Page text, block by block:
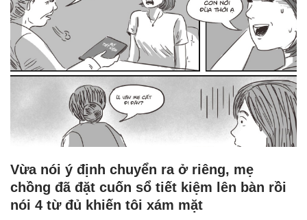
Vừa nói ý định chuyển ra ở riêng, mẹ
chồng đã đặt cuốn sổ tiết kiệm lên bàn rồi
nói 4 từ đủ khiến tôi xám mặt